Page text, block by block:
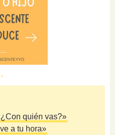
quién vas?»
a tu hora»